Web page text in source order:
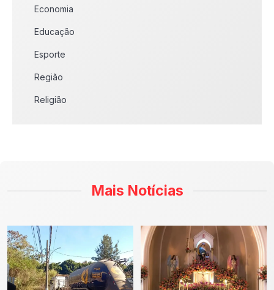
Economia
Educação
Esporte
Região
Religião
Mais Notícias